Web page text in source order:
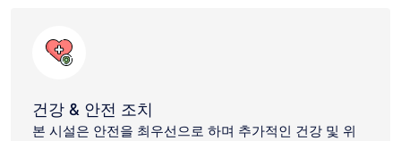
건강 & 안전 조치
본 시설은 안전을 최우선으로 하며 추가적인 건강 및 위